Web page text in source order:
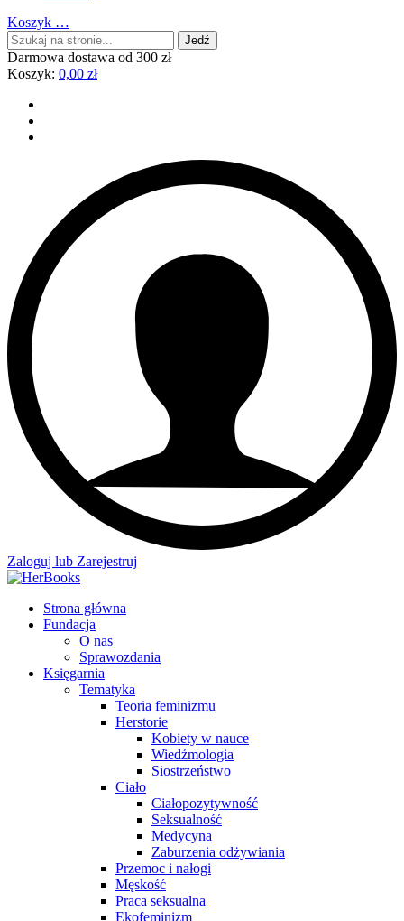
Koszyk …
Darmowa dostawa od 300 zł
Koszyk: 0,00 zł
Zaloguj lub Zarejestruj
Strona główna
Fundacja
O nas
Sprawozdania
Księgarnia
Tematyka
Teoria feminizmu
Herstorie
Kobiety w nauce
Wiedźmologia
Siostrzeństwo
Ciało
Ciałopozytywność
Seksualność
Medycyna
Zaburzenia odżywiania
Przemoc i nałogi
Męskość
Praca seksualna
Ekofeminizm